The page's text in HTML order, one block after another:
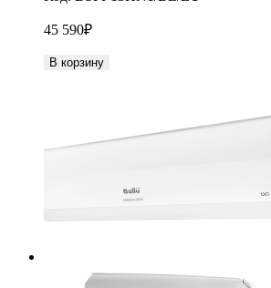
45 590₽
В корзину